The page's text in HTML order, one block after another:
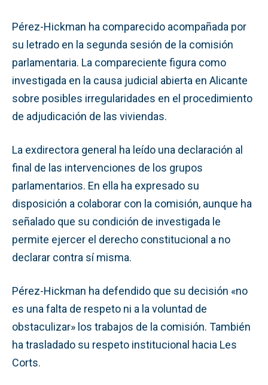
Pérez-Hickman ha comparecido acompañada por
su letrado en la segunda sesión de la comisión
parlamentaria. La compareciente figura como
investigada en la causa judicial abierta en Alicante
sobre posibles irregularidades en el procedimiento
de adjudicación de las viviendas.
La exdirectora general ha leído una declaración al
final de las intervenciones de los grupos
parlamentarios. En ella ha expresado su
disposición a colaborar con la comisión, aunque ha
señalado que su condición de investigada le
permite ejercer el derecho constitucional a no
declarar contra sí misma.
Pérez-Hickman ha defendido que su decisión «no
es una falta de respeto ni a la voluntad de
obstaculizar» los trabajos de la comisión. También
ha trasladado su respeto institucional hacia Les
Corts.